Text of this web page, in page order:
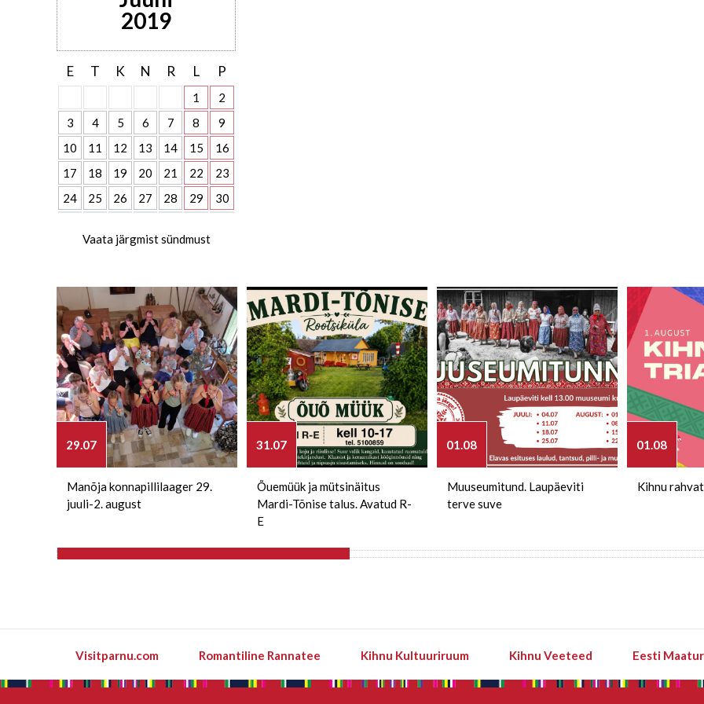
2019
E T K N R L P
1
2
3
4 5 6 7 8
9
10
11 12 13 14 15
16
17
18 19 20 21 22
23
24
25 26 27 28 29 30
Vaata järgmist sündmust
29.07
Manõja konnapillilaager 29.
juuli-2. august
31.07
Õuemüük ja mütsinäitus
Mardi-Tõnise talus. Avatud R-
E
01.08
Muuseumitund. Laupäeviti
terve suve
01.08
Kihnu
Visitparnu.com Romantiline Rannatee Kihnu Kultuuriruum Kihnu Veeteed Eesti